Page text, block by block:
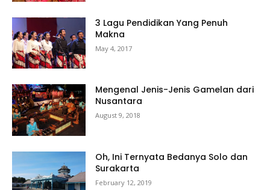
3 Lagu Pendidikan Yang Penuh
Makna
May 4, 2017
Mengenal Jenis-Jenis Gamelan dari
Nusantara
August 9, 2018
Oh, Ini Ternyata Bedanya Solo dan
Surakarta
February 12, 2019